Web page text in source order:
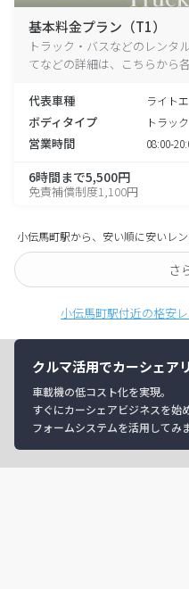
基本料金プラン（T1）
トラック・バスなどのレンタ
てなどの詳細は、こちらから
代表車種 ライト
ボディタイプ トラッ
営業時間 08:00-
6時間まで5,500円
免責補償制度1,100円
小伝馬町駅から、安い順に安いレ
さ
小伝馬町駅付近の格安
クルマ活用でカーシェア
車載機の低コスト化を実現。
すぐにカーシェアビジネスを始
フォームシステムを活用してみ